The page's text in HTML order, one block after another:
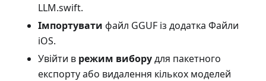
LLM.swift.
Імпортувати файл GGUF із додатка Файли
iOS.
Увійти в режим виборудля пакетного
експорту або видалення кількох моделей